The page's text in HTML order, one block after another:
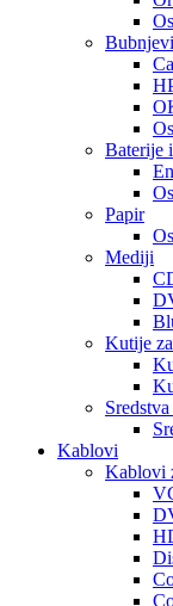
Baterije
Papir
Mediji
Kutije
Kablovi
Kablovi